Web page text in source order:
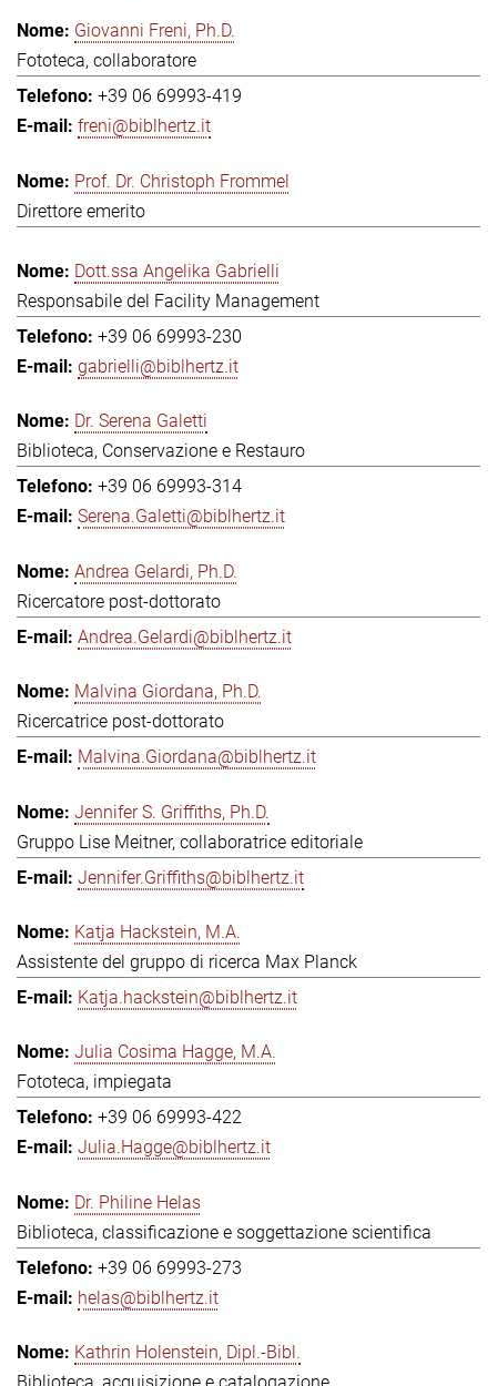
Giovanni Freni, Ph.D.
Fototeca, collaboratore
+39 06 69993-419
freni@biblhertz.it
Prof. Dr. Christoph Frommel
Direttore emerito
Dott.ssa Angelika Gabrielli
Responsabile del Facility Management
+39 06 69993-230
gabrielli@biblhertz.it
Dr. Serena Galetti
Biblioteca, Conservazione e Restauro
+39 06 69993-314
Serena.Galetti@biblhertz.it
Andrea Gelardi, Ph.D.
Ricercatore post-dottorato
Andrea.Gelardi@biblhertz.it
Malvina Giordana, Ph.D.
Ricercatrice post-dottorato
Malvina.Giordana@biblhertz.it
Jennifer S. Griffiths, Ph.D.
Gruppo Lise Meitner, collaboratrice editoriale
Jennifer.Griffiths@biblhertz.it
Katja Hackstein, M.A.
Assistente del gruppo di ricerca Max Planck
Katja.hackstein@biblhertz.it
Julia Cosima Hagge, M.A.
Fototeca, impiegata
+39 06 69993-422
Julia.Hagge@biblhertz.it
Dr. Philine Helas
Biblioteca, classificazione e soggettazione scientifica
+39 06 69993-273
helas@biblhertz.it
Kathrin Holenstein, Dipl.-Bibl.